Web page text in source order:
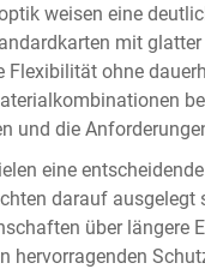
weisen eine
mit
Flexibilität ohne
und die
eine
darauf
über längere
hervorragenden